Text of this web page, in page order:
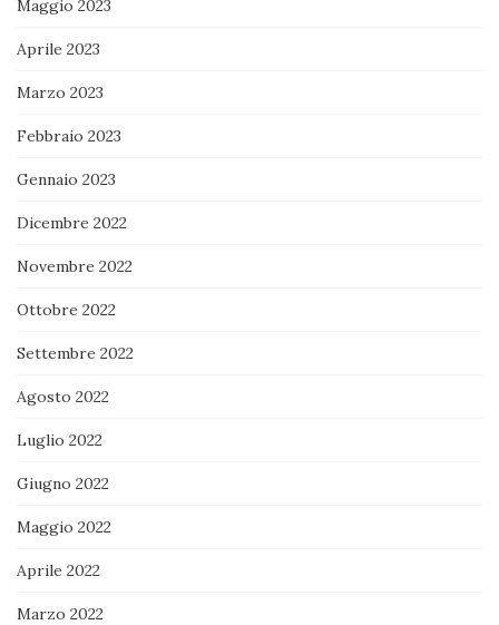
Maggio 2023
Aprile 2023
Marzo 2023
Febbraio 2023
Gennaio 2023
Dicembre 2022
Novembre 2022
Ottobre 2022
Settembre 2022
Agosto 2022
Luglio 2022
Giugno 2022
Maggio 2022
Aprile 2022
Marzo 2022